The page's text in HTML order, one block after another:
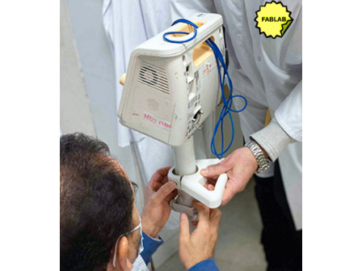
Phénix biomédical @
Groupe hospitalier
universitaire Paris-
Saclay APHP
Design de service